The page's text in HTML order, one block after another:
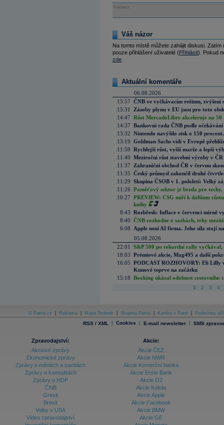
Reklama
Váš názor
Na tomto místě můžete zahájit diskusi.
pouze přihlášení uživatelé (Přihlásit). Pokud
zde
Aktuální komentáře
06.08.2026
15:57 ČNB ve vyčkávacím režimu, zvýšení
15:31
Zásoby plynu v EU jsou pro toto
14:47 Růst MercadoLibre akceleruje na
14:37 Bankovní rada ČNB podle
13:32 Nintendo navýšilo zisk o 150
13:19 Goldman Sachs vidí v Evropě
11:59 Rychlejší růst, vyšší marže a lepší
11:40 Meziroční růst stavební výroby v
11:37
Zahraniční obchod ČR v červnu
11:35 Český průmysl zakončil druhé
11:29 Skupina ČSOB v 1. pololetí: Velký
11:26 Paměťový sektor je brzda pro techy,
10:27 PREVIEW: CSG míří k dalšímu
knihy
8:43 Rozbřesk: Inflace v červenci mírně
8:40 ČNB rozhodne o sazbách, trhy
6:08
Apple není AI firma. Jeho síla stojí
05.08.2026
22:01
S&P 500 po rekordní rally vyčkával,
18:03 Prémiové akcie, Mag495 a další
16:05 PODCAST ROZHOVORY: Eli Lilly
Kunové teprve na začátku
15:18 Booking ukázal odolnost cestovního
1 2 3 4
O Patria.cz Reklama Mapa Stránek Skupina Patria Kariéra v Patrii Podmínky
RSS / XML | Cookies | E-mail newsletter | SMS
Zpravodajství:
Akciové zprávy
Ekonomické zprávy
Zprávy o měnách a sazbách
Zprávy o komoditách
Zprávy o HDP
ČNB
Grexit
Brexit
Volby v USA
Video zpravodajství
Akcie:
Akcie ČEZ
Akcie NWR
Akcie Komerční banka
Akcie Erste Bank
Akcie O2
Akcie Kofola
Akcie Apple
Akcie Facebook
Akcie BMW
Akcie GE